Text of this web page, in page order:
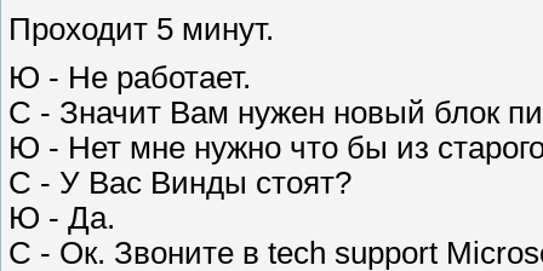
Проходит 5 минут.
Ю - Не работает.
С - Значит Вам нужен новый блок
Ю - Нет мне нужно что бы из
С - У Вас Винды стоят?
Ю - Да.
С - Ок. Звоните в tech support